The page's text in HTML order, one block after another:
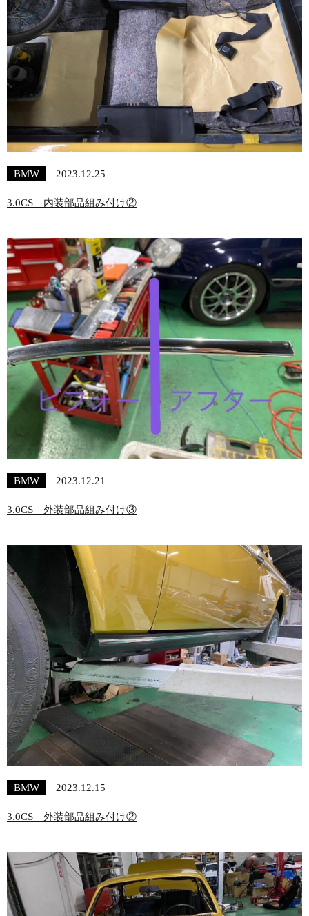
BMW 2023.12.25
3.0CS 内装部品組み付け②
BMW 2023.12.21
3.0CS 外装部品組み付け③
BMW 2023.12.15
3.0CS 外装部品組み付け②